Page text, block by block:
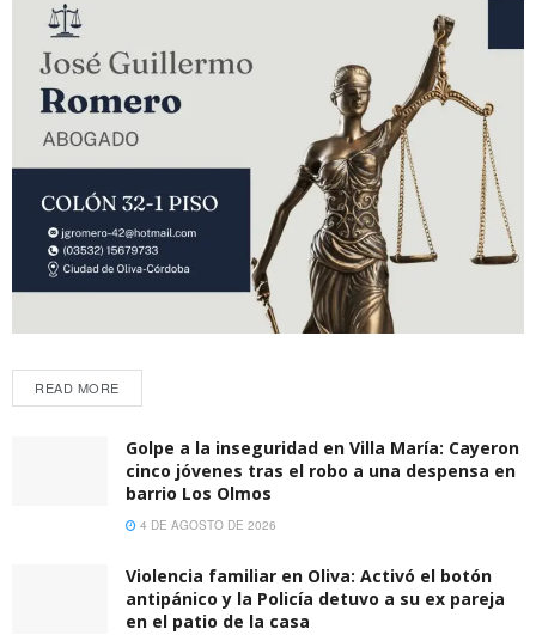
READ MORE
Golpe a la inseguridad en Villa María: Cayeron
cinco jóvenes tras el robo a una despensa en
barrio Los Olmos
4 DE AGOSTO DE 2026
Violencia familiar en Oliva: Activó el botón
antipánico y la Policía detuvo a su ex pareja
en el patio de la casa